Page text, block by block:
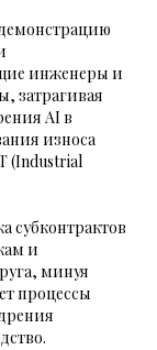
инженеры и
затрагивая
AI в
износа
(Industrial
субконтрактов
и
минуя
процессы